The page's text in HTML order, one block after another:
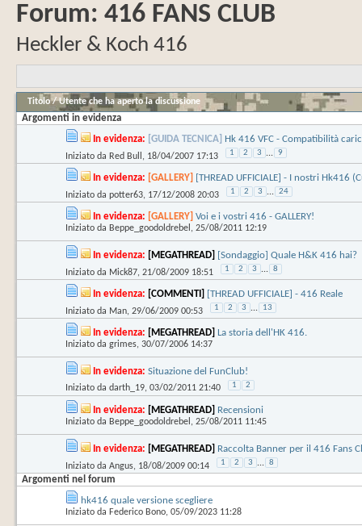
Forum: 416 FANS CLUB
Heckler & Koch 416
Titolo/Utente che ha aperto la discussione
Argomenti in evidenza
In evidenza:
[GUIDA TECNICA] Hk 416 VFC - Compatibilità
Iniziato da Red Bull ‎, 18/04/2007 17:13 1 2 3 ... 9
In evidenza: [GALLERY] [THREAD UFFICIALE] - I nostri Hk416
Iniziato da potter63‎, 17/12/2008 20:03 1 2 3 ... 24
In evidenza: [GALLERY] Voi e i vostri 416 - GALLERY!
Iniziato da Beppe_goodoldrebel ‎, 25/08/2011 12:19
In evidenza: [MEGATHREAD] [Sondaggio] Quale H&K 416 hai?
Iniziato da Mick87‎, 21/08/2009 18:51 1 2 3 ... 8
In evidenza: [COMMENTI] [THREAD UFFICIALE] - 416 Reale
Iniziato da Man‎, 29/06/2009 00:53 1 2 3 ... 13
In evidenza: [MEGATHREAD] La storia dell'HK 416.
Iniziato da grimes‎, 30/07/2006 14:37
In evidenza: Situazione del FunClub!
Iniziato da darth_19‎, 03/02/2011 21:40 1 2
In evidenza: [MEGATHREAD] Recensioni
Iniziato da Beppe_goodoldrebel ‎, 25/08/2011 11:45
In evidenza: [MEGATHREAD] Raccolta Banner per il 416 Fans
Iniziato da Angus‎, 18/08/2009 00:14 1 2 3 ... 8
Argomenti nel forum
hk416 quale versione scegliere
Iniziato da Federico Bono‎, 05/09/2023 11:28